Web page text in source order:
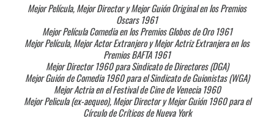
Mejor Película, Mejor Director y Mejor Guión Original en los Premios
Oscars 1961
Mejor Película Comedia en los Premios Globos de Oro 1961
Mejor Película, Mejor Actor Extranjero y Mejor Actriz Extranjera en los
Premios BAFTA 1961
Mejor Director 1960 para Sindicato de Directores (DGA)
Mejor Guión de Comedia 1960 para el Sindicato de Guionistas (WGA)
Mejor Actria en el Festival de Cine de Venecia 1960
Mejor Pelicula (ex-aequeo), Mejor Director y Mejor Guión 1960 para el
Círculo de Críticos de Nueva York